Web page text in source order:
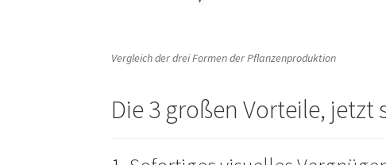
Vergleich der drei Formen der Pflanzenproduktion
Die 3 großen Vorteile,